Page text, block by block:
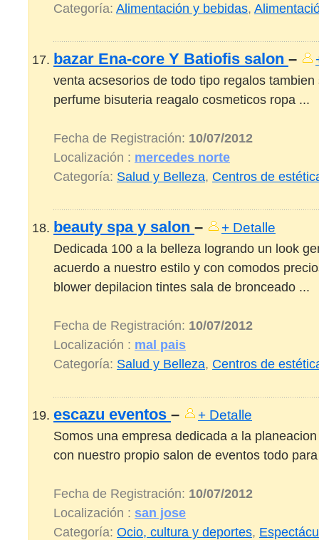
Categoría: Alimentación y bebidas,
bazar Ena-core Y Batiofis salon –
venta acsesorios de todo tipo regalos
perfume bisuteria reagalo cosmeticos ropa ...
Fecha de Registración: 10/07/2012
Localización : mercedes norte
Categoría: Salud y Belleza, Centros de
beauty spa y salon –
+ Detalle
Dedicada 100 a la belleza logrando un look
acuerdo a nuestro estilo y con comodos
blower depilacion tintes sala de bronceado ...
Fecha de Registración: 10/07/2012
Localización : mal pais
Categoría: Salud y Belleza, Centros de
escazu eventos –
+ Detalle
Somos una empresa dedicada a la
con nuestro propio salon de eventos todo
Fecha de Registración: 10/07/2012
Localización : san jose
Categoría: Ocio, cultura y deportes,